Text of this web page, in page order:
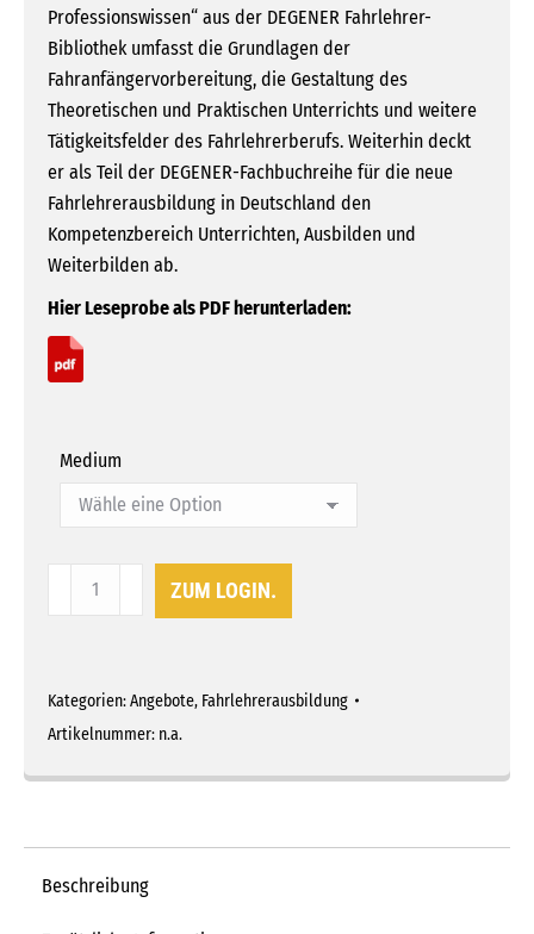
Professionswissen“ aus der DEGENER Fahrlehrer-
Bibliothek umfasst die Grundlagen der
Fahranfängervorbereitung, die Gestaltung des
Theoretischen und Praktischen Unterrichts und weitere
Tätigkeitsfelder des Fahrlehrerberufs. Weiterhin deckt
er als Teil der DEGENER-Fachbuchreihe für die neue
Fahrlehrerausbildung in Deutschland den
Kompetenzbereich Unterrichten, Ausbilden und
Weiterbilden ab.
Hier Leseprobe als PDF herunterladen:
Medium
Pädagogisch-
ZUM LOGIN.
Kategorien:Angebote, Fahrlehrerausbildung
Artikelnummer: n.a.
Beschreibung